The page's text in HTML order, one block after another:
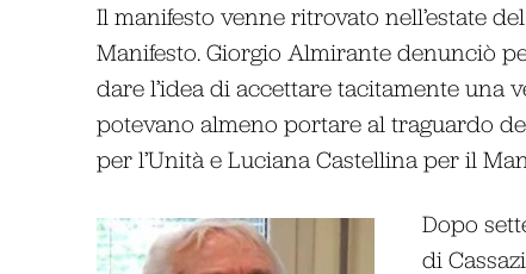
Il manifesto venne ritrovato nell’estate
Manifesto. Giorgio Almirante denunciò
dare l’idea di accettare tacitamente una
potevano almeno portare al traguardo
per l’Unità e Luciana Castellina per il
Dopo
di